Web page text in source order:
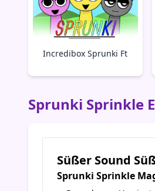
Incredibox Sprunki Ft
Sprunki Sprinkle
Süßer Sound
Sprunki Sprinkle